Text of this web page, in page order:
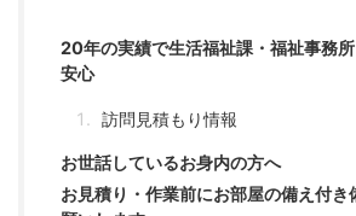
20年の実績で生活福祉課・福祉事務
安心
訪問見積もり情報
お世話しているお身内の方へ
お見積り・作業前にお部屋の備え付き